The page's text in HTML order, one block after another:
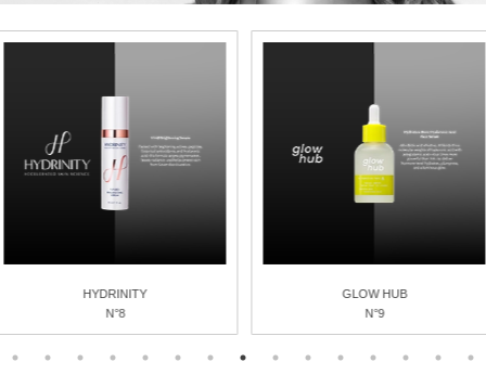
GLOW HUB
N°9
ALLIES OF SKIN
N°10